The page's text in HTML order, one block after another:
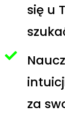
się u
za